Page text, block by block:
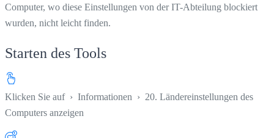
Computer, wo diese Einstellungen von der IT-Abteilung blockiert
wurden, nicht leicht finden.
Starten des Tools
Klicken Sie auf › Informationen › 20. Ländereinstellungen des
Computers anzeigen